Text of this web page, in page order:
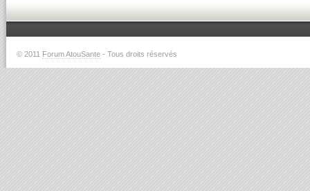
© 2011 Forum AtouSante - Tous droits réservés